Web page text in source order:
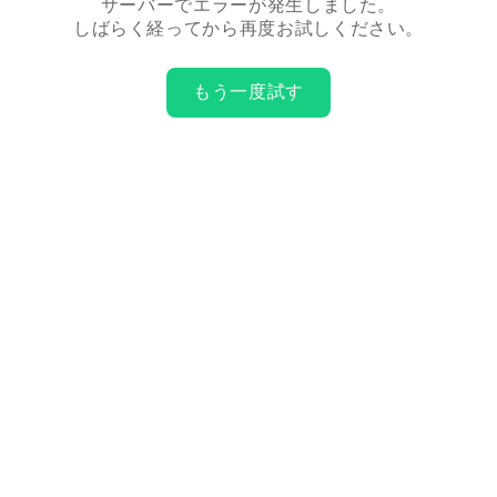
サーバーでエラーが発生しました。
しばらく経ってから再度お試しください。
もう一度試す